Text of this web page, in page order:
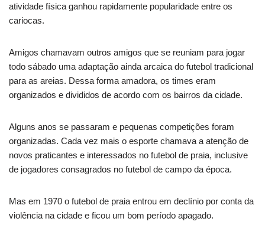
atividade física ganhou rapidamente popularidade entre os
cariocas.
Amigos chamavam outros amigos que se reuniam para jogar
todo sábado uma adaptação ainda arcaica do futebol tradicional
para as areias. Dessa forma amadora, os times eram
organizados e divididos de acordo com os bairros da cidade.
Alguns anos se passaram e pequenas competições foram
organizadas. Cada vez mais o esporte chamava a atenção de
novos praticantes e interessados no futebol de praia, inclusive
de jogadores consagrados no futebol de campo da época.
Mas em 1970 o futebol de praia entrou em declínio por conta da
violência na cidade e ficou um bom período apagado.